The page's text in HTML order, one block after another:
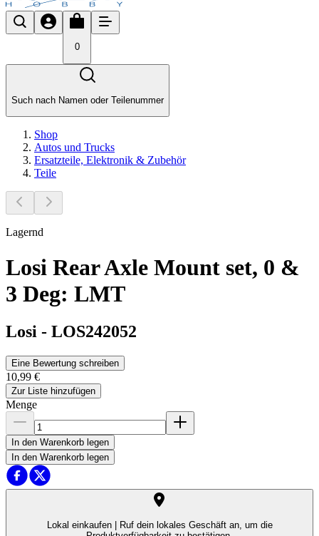
0
Such nach Namen oder Teilenummer
Shop
Autos und Trucks
Ersatzteile, Elektronik & Zubehör
Teile
Lagernd
Losi Rear Axle Mount set, 0 &
3 Deg: LMT
Losi - LOS242052
Eine Bewertung schreiben
10,99 €
Zur Liste hinzufügen
Menge
In den Warenkorb legen
In den Warenkorb legen
Lokal einkaufen |
Ruf dein lokales Geschäft an, um die